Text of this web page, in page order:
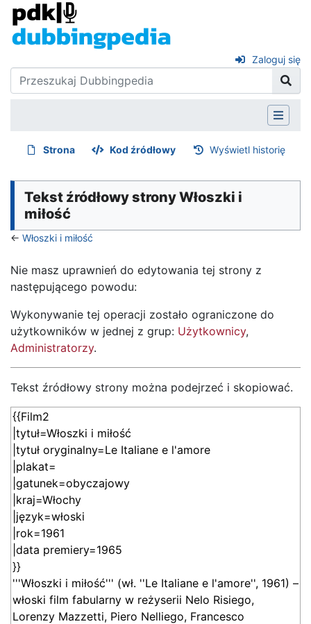
Zaloguj się
Strona Kod źródłowy Wyświetl historię
Tekst źródłowy strony Włoszki i
miłość
← Włoszki i miłość
Nie masz uprawnień do edytowania tej strony z
następującego powodu:
Wykonywanie tej operacji zostało ograniczone do
użytkowników w jednej z grup: Użytkownicy,
Administratorzy.
Tekst źródłowy strony można podejrzeć i skopiować.